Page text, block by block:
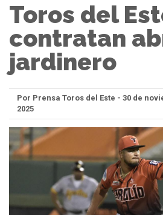
Toros del
contratan
jardinero
Por Prensa Toros del Este - 30 de
2025